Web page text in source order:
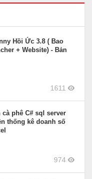
Hồi Ức 3.8 ( Bao
+ Website) - Bản
1611
phê C# sql server
thống kê doanh số
974